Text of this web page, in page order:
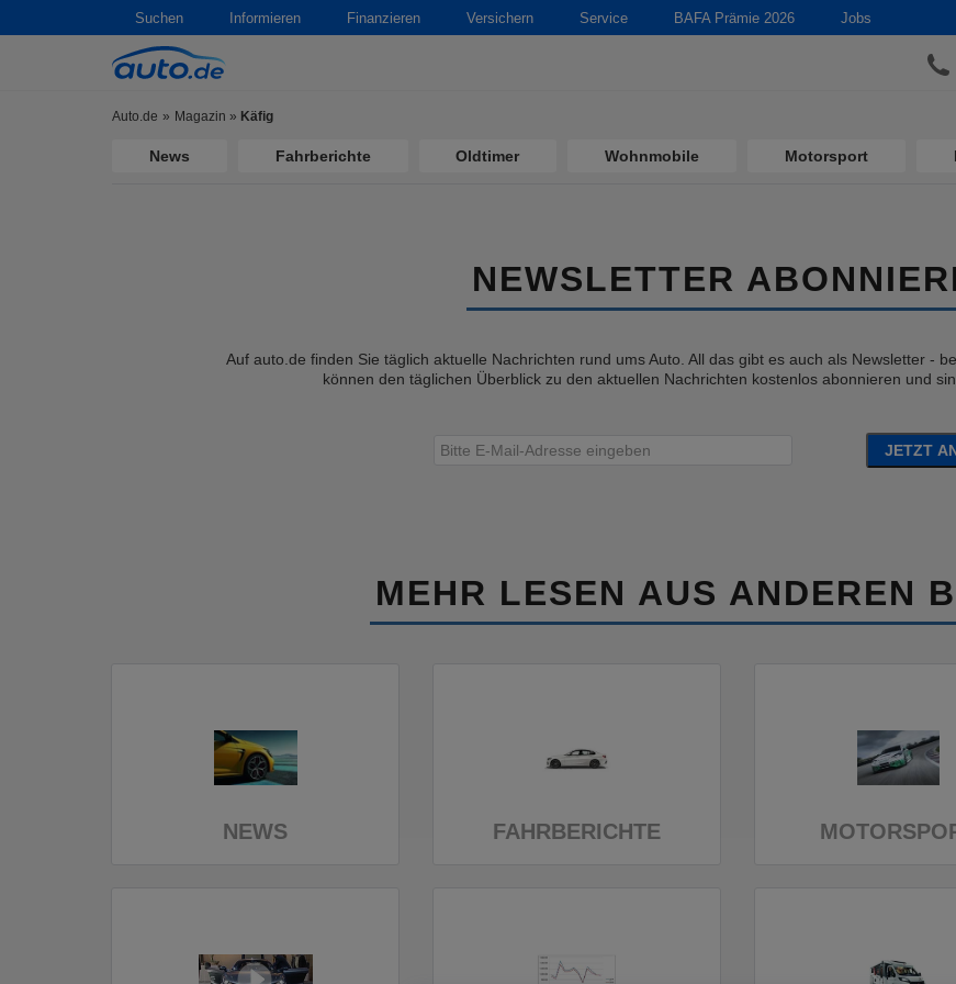
Suchen Informieren Finanzieren Versichern Service BAFA Prämie 2026 Jobs
Auto.de Magazin » Käfig
News Fahrberichte Oldtimer Wohnmobile Motorsport
NEWSLETTER
Auf auto.de finden Sie täglich aktuelle Nachrichten rund ums Auto. All das gibt es auch als Newsletter -
können den täglichen Überblick zu den aktuellen Nachrichten kostenlos abonnieren und
JETZT
MEHR LESEN AUS ANDEREN
NEWS FAHRBERICHTE